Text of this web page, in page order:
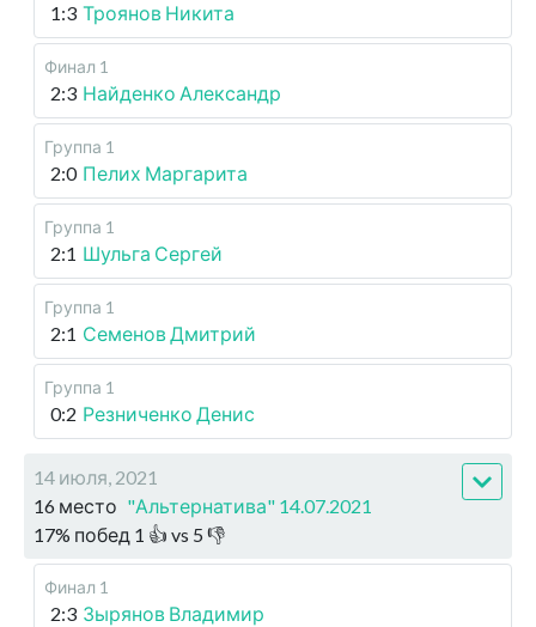
1:3 Троянов Никита
Финал 1
2:3 Найденко Александр
Группа 1
2:0 Пелих Маргарита
Группа 1
2:1 Шульга Сергей
Группа 1
2:1 Семенов Дмитрий
Группа 1
0:2 Резниченко Денис
14 июля, 2021
16 место "Альтернатива" 14.07.2021
17% побед 1 👍 vs 5 👎
Финал 1
2:3 Зырянов Владимир